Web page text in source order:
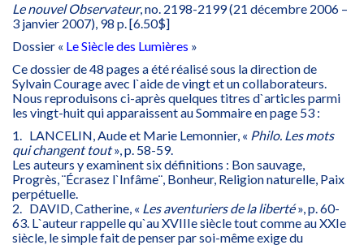
Le nouvel Observateur, no. 2198-2199 (21 décembre 2006 –
3 janvier 2007), 98 p. [6.50$]
Dossier « Le Siècle des Lumières »
Ce dossier de 48 pages a été réalisé sous la direction de
Sylvain Courage avec l`aide de vingt et un collaborateurs.
Nous reproduisons ci-après quelques titres d`articles parmi
les vingt-huit qui apparaissent au Sommaire en page 53 :
1. LANCELIN, Aude et Marie Lemonnier, « Philo. Les mots
qui changent tout», p. 58-59.
Les auteurs y examinent six définitions : Bon sauvage,
Progrès, ¨Écrasez l`Infâme¨, Bonheur, Religion naturelle, Paix
perpétuelle.
2. DAVID, Catherine, « Les aventuriers de la liberté», p. 60-
63. L`auteur rappelle qu`au XVIIIe siècle tout comme au XXIe
siècle, le simple fait de penser par soi-même exige du